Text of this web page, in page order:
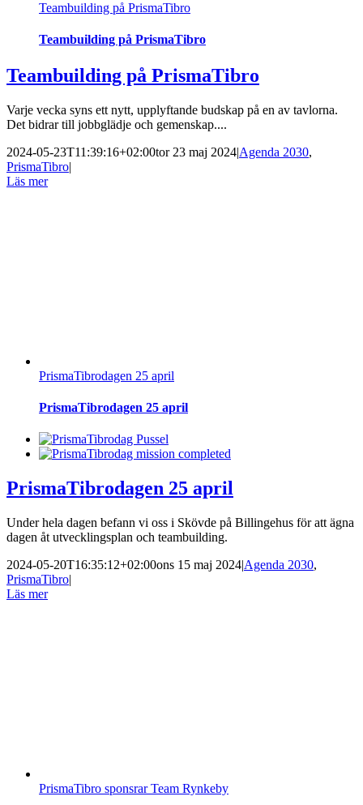
Teambuilding på PrismaTibro
Teambuilding på PrismaTibro
Teambuilding på PrismaTibro
Varje vecka syns ett nytt, upplyftande budskap på en av tavlorna.
Det bidrar till jobbglädje och gemenskap....
2024-05-23T11:39:16+02:00tor 23 maj 2024|Agenda 2030,
PrismaTibro|
Läs mer
PrismaTibrodagen 25 april
PrismaTibrodagen 25 april
PrismaTibrodagen 25 april
Under hela dagen befann vi oss i Skövde på Billingehus för att ägna
dagen åt utvecklingsplan och teambuilding.
2024-05-20T16:35:12+02:00ons 15 maj 2024|Agenda 2030,
PrismaTibro|
Läs mer
PrismaTibro sponsrar Team Rynkeby